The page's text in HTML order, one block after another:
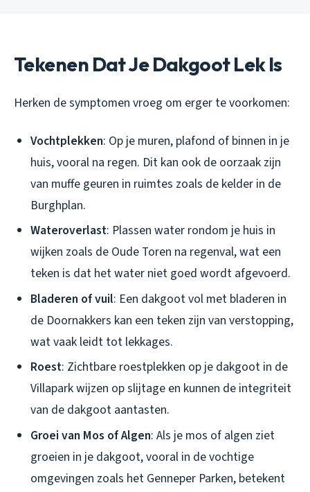
Tekenen Dat Je Dakgoot Lek Is
Herken de symptomen vroeg om erger te voorkomen:
Vochtplekken: Op je muren, plafond of binnen in je
huis, vooral na regen. Dit kan ook de oorzaak zijn
van muffe geuren in ruimtes zoals de kelder in de
Burghplan.
Wateroverlast: Plassen water rondom je huis in
wijken zoals de Oude Toren na regenval, wat een
teken is dat het water niet goed wordt afgevoerd.
Bladeren of vuil: Een dakgoot vol met bladeren in
de Doornakkers kan een teken zijn van verstopping,
wat vaak leidt tot lekkages.
Roest: Zichtbare roestplekken op je dakgoot in de
Villapark wijzen op slijtage en kunnen de integriteit
van de dakgoot aantasten.
Groei van Mos of Algen: Als je mos of algen ziet
groeien in je dakgoot, vooral in de vochtige
omgevingen zoals het Genneper Parken, betekent